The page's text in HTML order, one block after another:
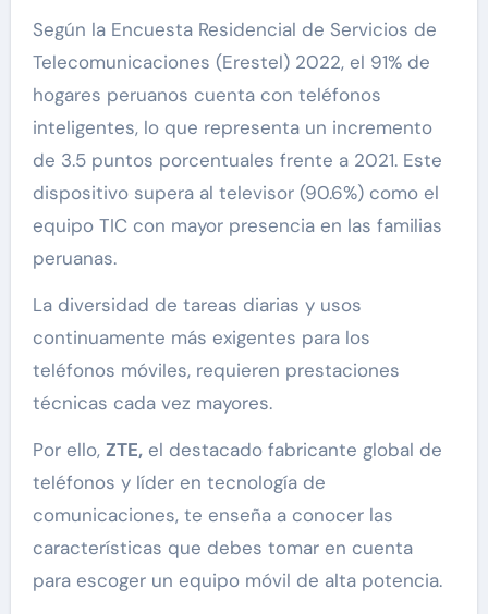
Según la Encuesta Residencial de Servicios de
Telecomunicaciones (Erestel) 2022, el 91% de
hogares peruanos cuenta con teléfonos
inteligentes, lo que representa un incremento
de 3.5 puntos porcentuales frente a 2021. Este
dispositivo supera al televisor (90.6%) como el
equipo TIC con mayor presencia en las familias
peruanas.
La diversidad de tareas diarias y usos
continuamente más exigentes para los
teléfonos móviles, requieren prestaciones
técnicas cada vez mayores.
Por ello, ZTE,el destacado fabricante global de
teléfonos y líder en tecnología de
comunicaciones, te enseña a conocer las
características que debes tomar en cuenta
para escoger un equipo móvil de alta potencia.